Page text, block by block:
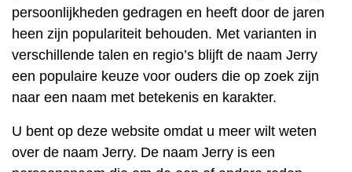
persoonlijkheden gedragen en heeft door de jaren
heen zijn populariteit behouden. Met varianten in
verschillende talen en regio’s blijft de naam Jerry
een populaire keuze voor ouders die op zoek zijn
naar een naam met betekenis en karakter.
U bent op deze website omdat u meer wilt weten
over de naam Jerry. De naam Jerry is een